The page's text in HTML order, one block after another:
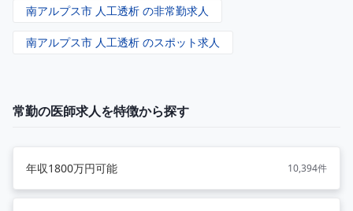
南アルプス市 人工透析 の非常勤求人
南アルプス市 人工透析 のスポット求人
常勤の医師求人を特徴から探す
年収1800万円可能 10,394件